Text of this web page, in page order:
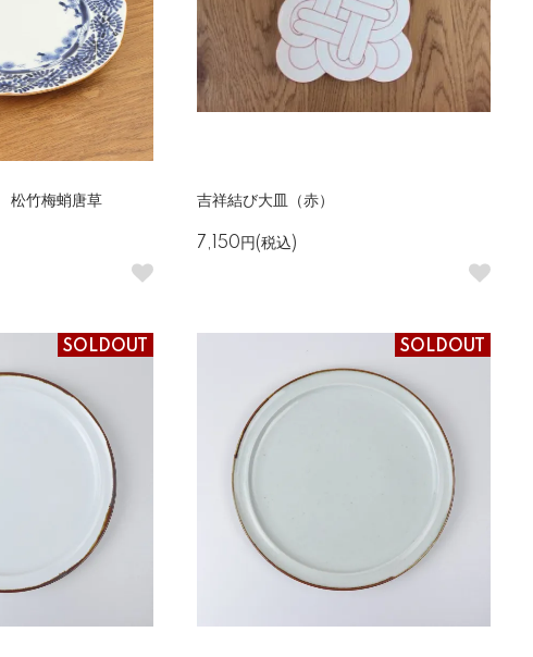
竹梅蛸唐草 吉祥結び大皿（赤）
7,150円(税込)
SOLDOUT SOLDOUT